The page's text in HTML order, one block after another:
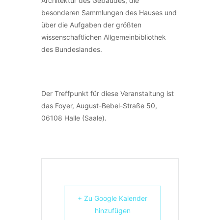
besonderen Sammlungen des Hauses und
über die Aufgaben der größten
wissenschaftlichen Allgemeinbibliothek
des Bundeslandes.
Der Treffpunkt für diese Veranstaltung ist
das Foyer, August-Bebel-Straße 50,
06108 Halle (Saale).
+ Zu Google Kalender
hinzufügen